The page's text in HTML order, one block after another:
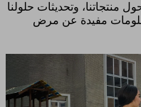
منتجاتنا، وتحديثات حلولنا
معلومات مفيدة عن مرض